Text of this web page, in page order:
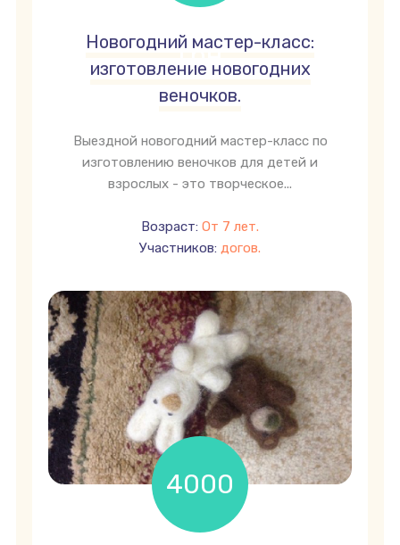
грн
Новогодний мастер-класс:
изготовление новогодних
веночков.
Выездной новогодний мастер-класс по
изготовлению веночков для детей и
взрослых - это творческое...
Возраст: От 7 лет.
Участников: догов.
4000